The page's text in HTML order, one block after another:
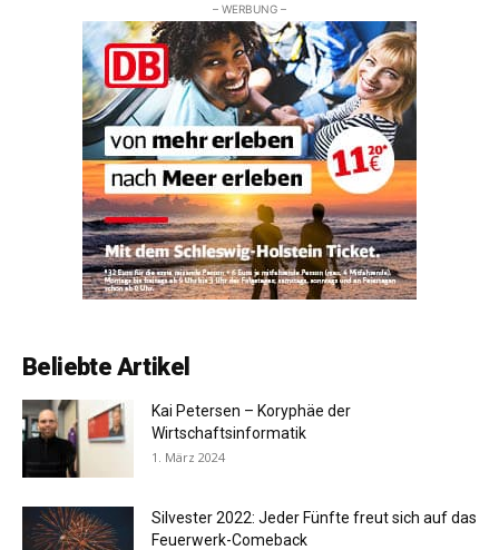
– WERBUNG –
Beliebte Artikel
Kai Petersen – Koryphäe der
Wirtschaftsinformatik
1. März 2024
Silvester 2022: Jeder Fünfte freut sich auf das
Feuerwerk-Comeback